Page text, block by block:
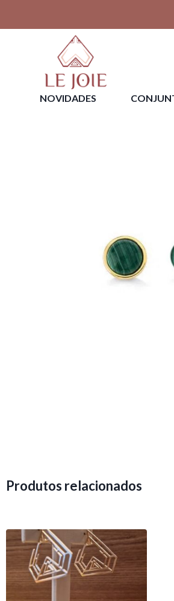
NOVIDADES
Produtos relacionados